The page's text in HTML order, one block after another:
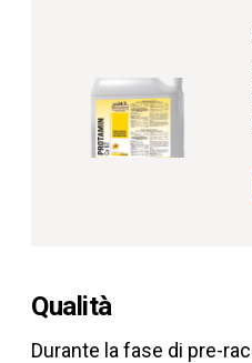
Qualità
Durante la fase di pre-